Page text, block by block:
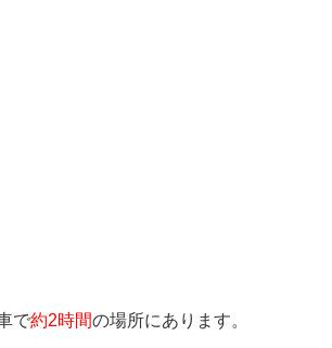
で約2時間の場所にあります。